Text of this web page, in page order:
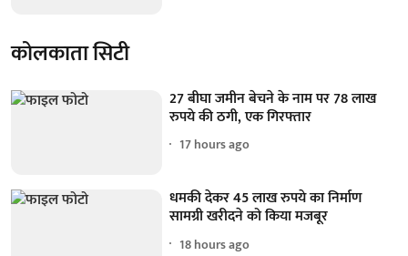
कोलकाता सिटी
27 बीघा जमीन बेचने के नाम पर 78 लाख
रुपये की ठगी, एक गिरफ्तार
17 hours ago
धमकी देकर 45 लाख रुपये का निर्माण
सामग्री खरीदने को किया मजबूर
18 hours ago